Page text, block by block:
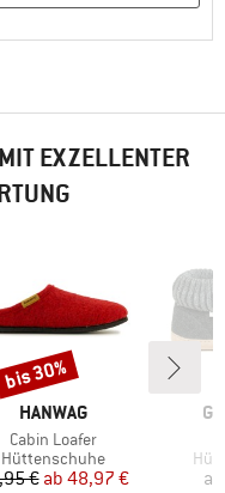
EXZELLENTER
MARKE
HANWAG
Artikel
Cabin Loafer
Produktgruppe
Hüttenschuhe
Preis
€ reduzierter Preis
ab 48,97 €
bis 30%
ab